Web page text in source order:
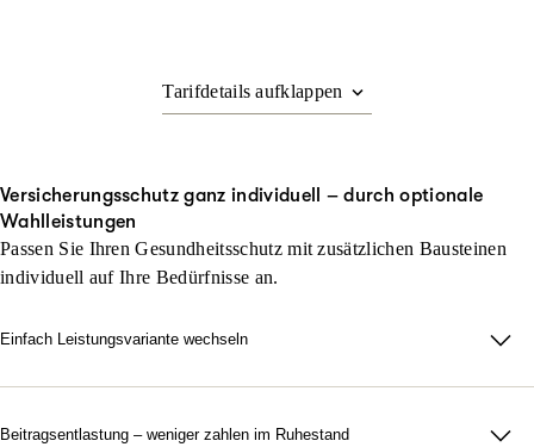
Versicherungsschutz ganz individuell – durch optionale
Wahlleistungen
Passen Sie Ihren Gesundheitsschutz mit zusätzlichen Bausteinen
individuell auf Ihre Bedürfnisse an.
Einfach Leistungsvariante wechseln
problemlos möglich – ohne erneute Gesundheitsprüfung oder
Beitragsentlastung – weniger zahlen im Ruhestand